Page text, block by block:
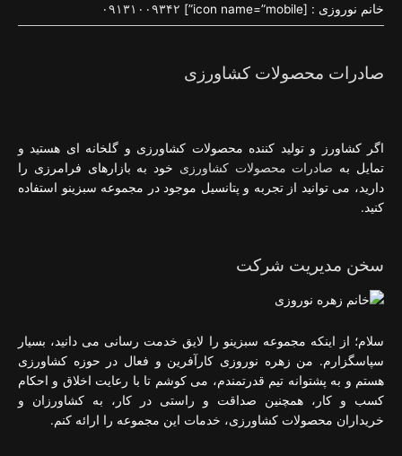
خانم نوروزی : [icon name=”mobile”] ۰۹۱۳۱۰۰۹۳۴۲
صادرات محصولات کشاورزی
اگر کشاورز و تولید کننده محصولات کشاورزی و گلخانه ای هستید و
تمایل به صادرات محصولات کشاورزی خود به بازارهای فرامرزی را
دارید، می توانید از تجربه و پتانسیل موجود در مجموعه سبزینو استفاده
کنید.
سخن مدیریت شرکت
سلام؛ از اینکه مجموعه سبزینو را لایق خدمت رسانی می دانید، بسیار
سپاسگزارم. من زهره نوروزی کارآفرین و فعال در حوزه کشاورزی
هستم و به پشتوانه تیم قدرتمندم، می کوشم تا با رعایت اخلاق و احکام
کسب و کار، همچنین صداقت و راستی در کار، به کشاورزان و
خریداران محصولات کشاورزی، خدمات این مجموعه را ارائه کنم.